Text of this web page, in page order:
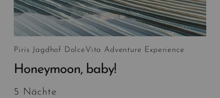
Piris Jagdhof DolceVita Adventure Experience
Honeymoon, baby!
5 Nächte